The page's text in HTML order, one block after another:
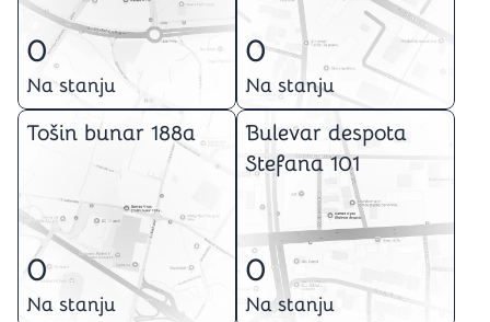
0
Na stanju
0
Na stanju
Tošin bunar 188a
0
Na stanju
Bulevar despota
Stefana 101
0
Na stanju